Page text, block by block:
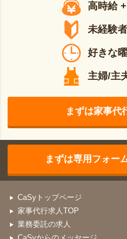
高時給
未経験
好きな
主婦/主
まずは家事代
まずは専用フォー
CaSyトップページ
家事代行求人TOP
業務委託の求人